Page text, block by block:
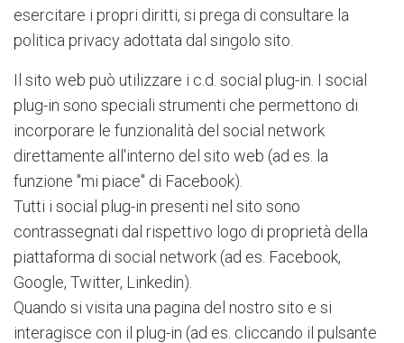
esercitare i propri diritti, si prega di consultare la
politica privacy adottata dal singolo sito.
Il sito web può utilizzare i c.d. social plug-in. I social
plug-in sono speciali strumenti che permettono di
incorporare le funzionalità del social network
direttamente all'interno del sito web (ad es. la
funzione "mi piace" di Facebook).
Tutti i social plug-in presenti nel sito sono
contrassegnati dal rispettivo logo di proprietà della
piattaforma di social network (ad es. Facebook,
Google, Twitter, Linkedin).
Quando si visita una pagina del nostro sito e si
interagisce con il plug-in (ad es. cliccando il pulsante